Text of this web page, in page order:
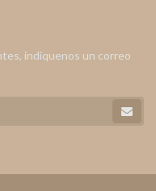
indiquenos un correo